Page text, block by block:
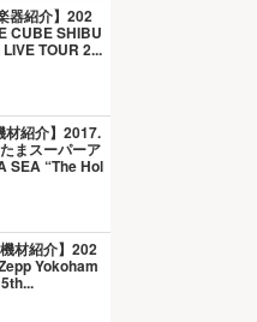
器紹介】202
CUBE SHIBU
TOUR 2...
材紹介】2017.
まスーパーア
SEA “The Hol
材紹介】202
Yokoham